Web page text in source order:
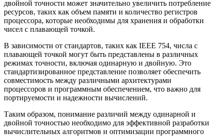
двойной точности может значительно увеличить потребление
ресурсов, таких как объем памяти и количество регистров
процессора, которые необходимы для хранения и обработки
чисел с плавающей точкой.
В зависимости от стандартов, таких как IEEE 754, числа с
плавающей точкой могут быть представлены в различных
режимах точности, включая одинарную и двойную. Это
стандартизированное представление позволяет обеспечить
совместимость между различными архитектурами
процессоров и программным обеспечением, что важно для
портируемости и надежности вычислений.
Таким образом, понимание различий между одинарной и
двойной точностью необходимо для эффективной разработки
вычислительных алгоритмов и оптимизации программного